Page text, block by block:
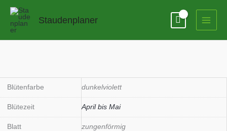
Zum
springen
Staudenplaner
Blütenfarbe dunkelviolett
Blütezeit April bis Mai
Blatt zungenförmig